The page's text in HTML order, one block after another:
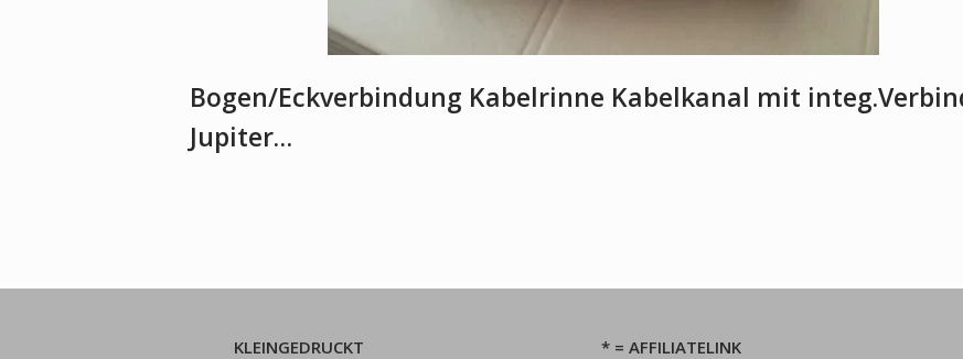
Bogen/Eckverbindung Kabelrinne Kabelkanal mit
Jupiter…
KLEINGEDRUCKT * = AFFILIATELINK